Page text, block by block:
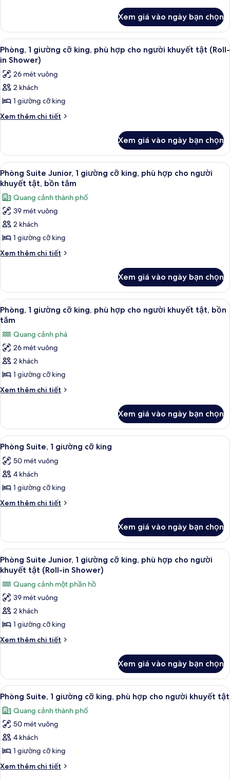
Phòng
Suite
Presidential
Xem giá vào ngày bạn chọn
Xem
tất
cả
ảnh
Phòng,
1
giường
phù
hợp
cho
người
khuyết
tật
(Roll-
in
Shower)
Minibar, két bảo mật tại phòng, bàn
7
Phòng, 1 giường cỡ king, phù hợp cho người khuyết tật (Roll-
in Shower)
26 mét vuông
2 khách
1 giường cỡ king
Xem thêm chi tiết
Chi
Phòng,
giường
cỡ
king,
phù
hợp
cho
người
khuyết
(Roll-
Xem giá vào ngày bạn chọn
Xem
tất
cả
ảnh
Phòng
Suite
Junior,
1
king,
phù
hợp
cho
người
khuyết
tật,
bồn
tắm
Minibar, két bảo mật tại phòng, bàn
9
Phòng Suite Junior, 1 giường cỡ king, phù hợp cho người
khuyết tật, bồn tắm
Quang cảnh thành phố
39 mét vuông
2 khách
1 giường cỡ king
Xem thêm chi tiết
Chi
Phòng
Suite
Junior,
1
giường
cỡ
king,
phù
hợp
cho
khuyết
Xem giá vào ngày bạn chọn
Xem
tất
ảnh
Phòng,
1
giường
cỡ
hợp
cho
người
khuyết
tật,
bồn
tắm
Minibar, két bảo mật tại phòng, bàn
8
Phòng, 1 giường cỡ king, phù hợp cho người khuyết tật, bồn
tắm
Quang cảnh phá
26 mét vuông
2 khách
1 giường cỡ king
Xem thêm chi tiết
Chi
Phòng,
giường
king,
phù
cho
người
khuyết
tắm
Xem giá vào ngày bạn chọn
Xem
tất
cả
ảnh
Phòng
Suite,
cỡ
king
Minibar, két bảo mật tại phòng, bàn
8
Phòng Suite, 1 giường cỡ king
50 mét vuông
4 khách
1 giường cỡ king
Xem thêm chi tiết
Chi
Phòng
Suite,
1
giường
king
Xem giá vào ngày bạn chọn
Xem
tất
ảnh
Phòng
Suite
Junior,
1
king,
phù
hợp
cho
người
khuyết
tật
(Roll-
in
Minibar, két bảo mật tại phòng, bàn
8
Phòng Suite Junior, 1 giường cỡ king, phù hợp cho người
khuyết tật (Roll-in Shower)
Quang cảnh một phần hồ
39 mét vuông
2 khách
1 giường cỡ king
Xem thêm chi tiết
Chi
Phòng
Suite
Junior,
giường
cỡ
king,
phù
hợp
người
Xem giá vào ngày bạn chọn
Xem
tất
cả
ảnh
Phòng
Suite,
1
giường
Minibar, két bảo mật tại phòng, bàn
8
Phòng Suite, 1 giường cỡ king, phù hợp cho người khuyết tật
Quang cảnh thành phố
50 mét vuông
4 khách
1 giường cỡ king
Xem thêm chi tiết
Chi